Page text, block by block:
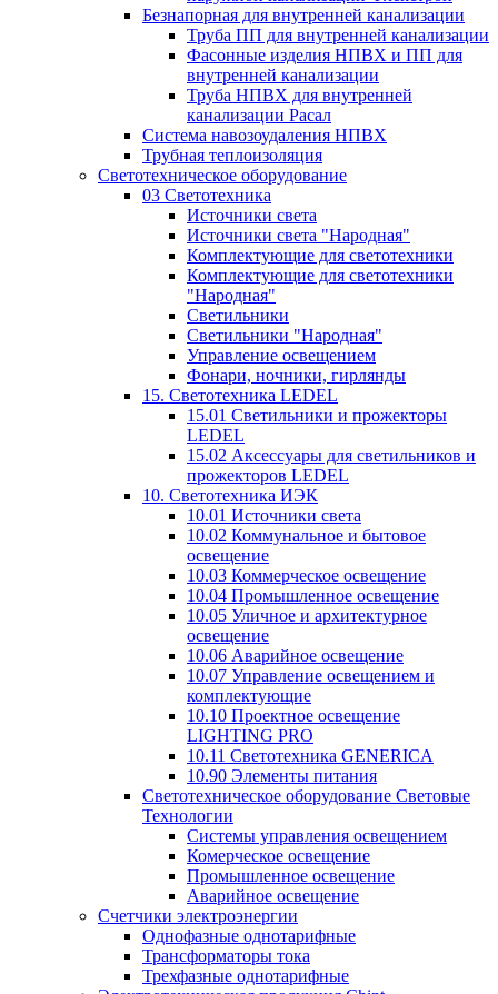
Безнапорная для внутренней канализации
Труба ПП для внутренней канализации
Фасонные изделия НПВХ и ПП для
внутренней канализации
Труба НПВХ для внутренней
канализации Расал
Система навозоудаления НПВХ
Трубная теплоизоляция
Светотехническое оборудование
03 Светотехника
Источники света
Источники света "Народная"
Комплектующие для светотехники
Комплектующие для светотехники
"Народная"
Светильники
Светильники "Народная"
Управление освещением
Фонари, ночники, гирлянды
15. Светотехника LEDEL
15.01 Светильники и прожекторы
LEDEL
15.02 Аксессуары для светильников и
прожекторов LEDEL
10. Светотехника ИЭК
10.01 Источники света
10.02 Коммунальное и бытовое
освещение
10.03 Коммерческое освещение
10.04 Промышленное освещение
10.05 Уличное и архитектурное
освещение
10.06 Аварийное освещение
10.07 Управление освещением и
комплектующие
10.10 Проектное освещение
LIGHTING PRO
10.11 Светотехника GENERICA
10.90 Элементы питания
Светотехническое оборудование Световые
Технологии
Системы управления освещением
Комерческое освещение
Промышленное освещение
Аварийное освещение
Счетчики электроэнергии
Однофазные однотарифные
Трансформаторы тока
Трехфазные однотарифные